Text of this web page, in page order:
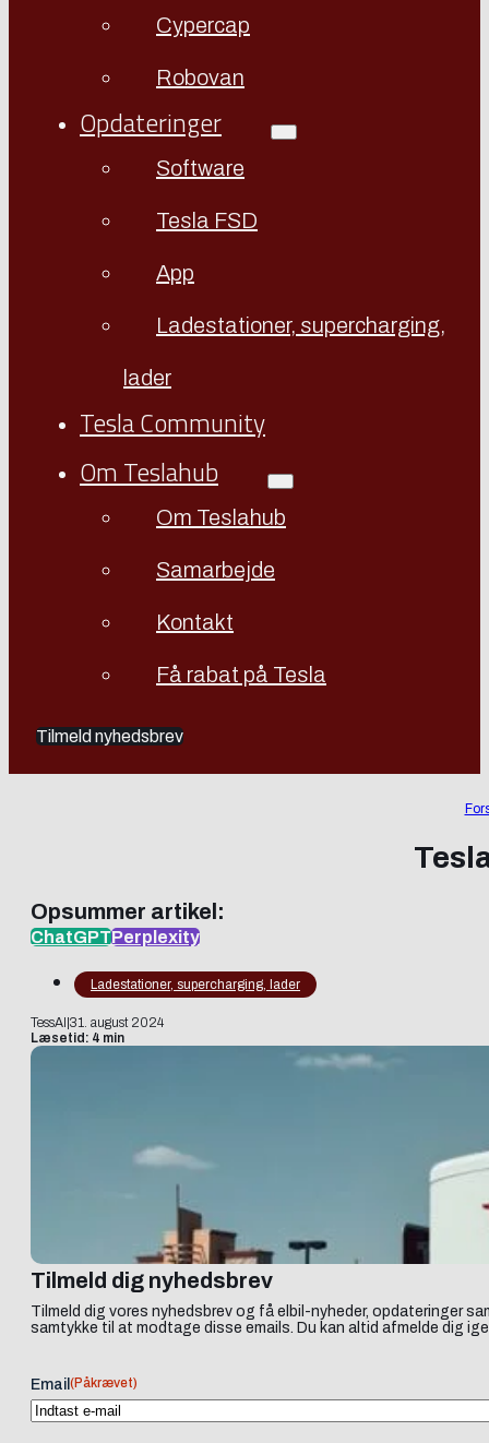
Cypercap
Robovan
Opdateringer
Software
Tesla FSD
App
Ladestationer, supercharging,
lader
Tesla Community
Om Teslahub
Om Teslahub
Samarbejde
Kontakt
Få rabat på Tesla
Tilmeld nyhedsbrev
Opsummer artikel:
ChatGPTPerplexity
Ladestationer, supercharging, lader
TessAI 31. august 2024
Læsetid: 4 min
Tilmeld dig nyhedsbrev
Tilmeld dig vores nyhedsbrev og få elbil-nyheder, opdateringer
samtykke til at modtage disse emails. Du kan altid afmelde dig
Email (Påkrævet)